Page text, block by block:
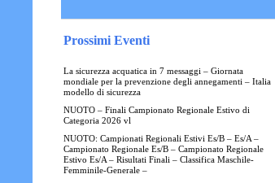
Prossimi Eventi
La sicurezza acquatica in 7 messaggi – Giornata
mondiale per la prevenzione degli annegamenti – Italia
modello di sicurezza
NUOTO – Finali Campionato Regionale Estivo di
Categoria 2026 vl
NUOTO: Campionati Regionali Estivi Es/B – Es/A –
Campionato Regionale Es/B – Campionato Regionale
Estivo Es/A – Risultati Finali – Classifica Maschile-
Femminile-Generale –